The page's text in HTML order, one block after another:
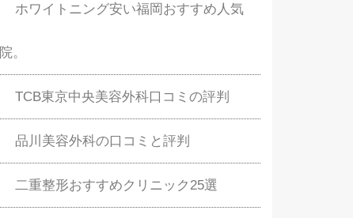
ホワイトニング安い福岡おすすめ人気
院。
TCB東京中央美容外科口コミの評判
品川美容外科の口コミと評判
二重整形おすすめクリニック25選